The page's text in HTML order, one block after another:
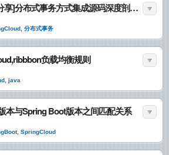
[理论篇-外链分享]分布式事务方式集成源码深度剖析：Fescar x Spring Cloud
分布式事务
负载均衡规则
java
本与Spring Boot版本之间匹配关系
, SpringCloud